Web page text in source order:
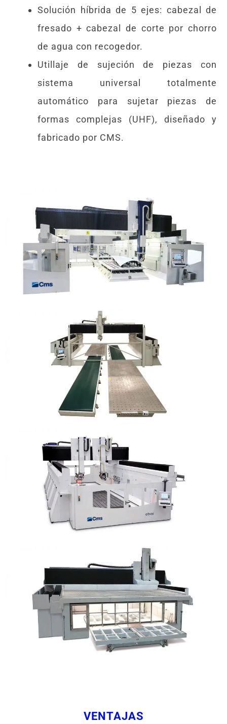
Solución híbrida de 5 ejes: cabezal de
fresado + cabezal de corte por chorro
de agua con recogedor.
Utillaje de sujeción de piezas con
sistema universal totalmente
automático para sujetar piezas de
formas complejas (UHF), diseñado y
fabricado por CMS.
VENTAJAS